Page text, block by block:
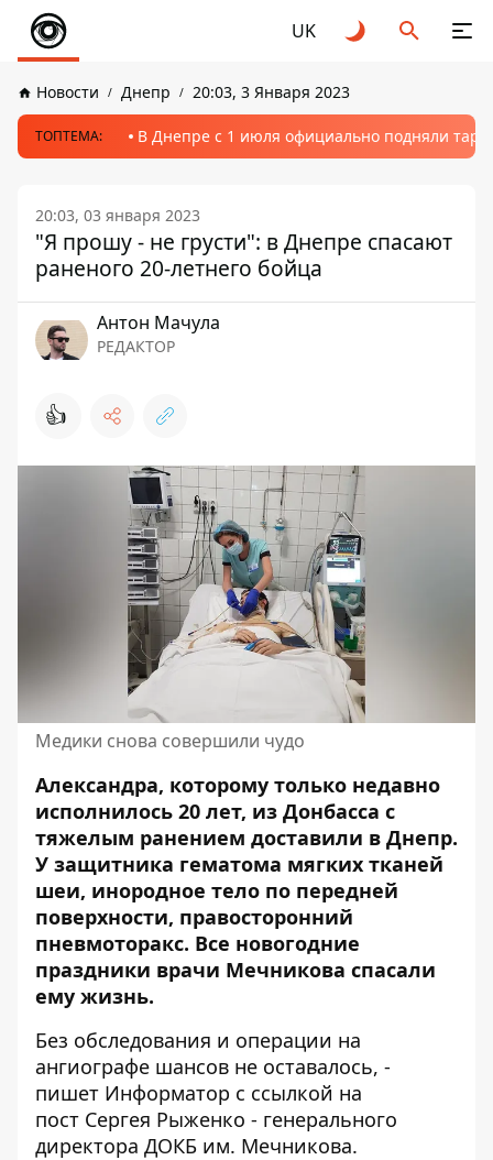
UK
Новости Днепр 20:03, 3 Января 2023
ТОПТЕМА: В Днепре с 1 июля официально подняли
20:03, 03 января 2023
"Я прошу - не грусти": в Днепре спасают
раненого 20-летнего бойца
Антон Мачула
РЕДАКТОР
👍
Медики снова совершили чудо
Александра, которому только недавно
исполнилось 20 лет, из Донбасса с
тяжелым ранением доставили в Днепр.
У защитника гематома мягких тканей
шеи, инородное тело по передней
поверхности, правосторонний
пневмоторакс. Все новогодние
праздники врачи Мечникова спасали
ему жизнь.
Без обследования и операции на
ангиографе шансов не оставалось, -
пишет Информатор с ссылкой на
пост Сергея Рыженко - генерального
директора ДОКБ им. Мечникова.